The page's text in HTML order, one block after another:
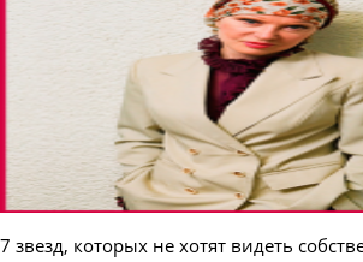
7 звезд, которых не хотят видеть